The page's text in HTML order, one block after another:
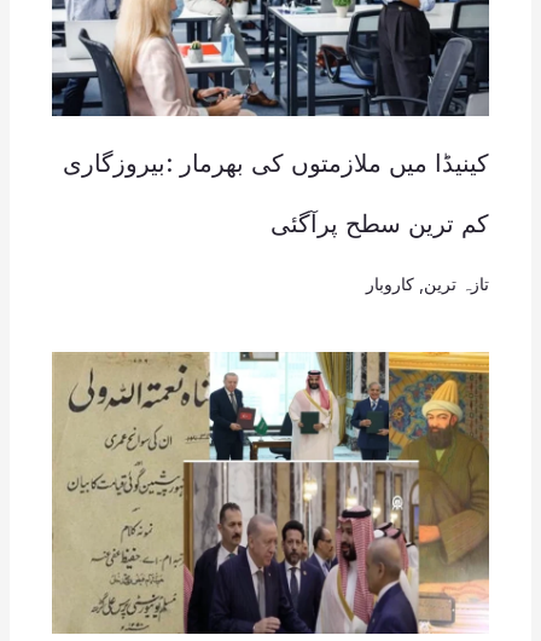
کینیڈا میں ملازمتوں کی بھرمار :بیروزگاری
کم ترین سطح پرآگئی
تازہ ترین کاروبار